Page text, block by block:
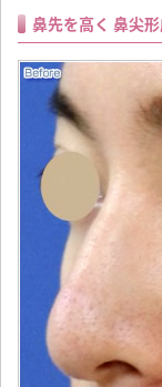
鼻先を高く 鼻尖